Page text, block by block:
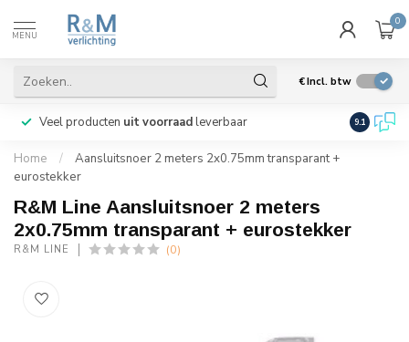
MENU
0
€Incl. btw
Veel producten uit voorraadleverbaar Wij
9.1
Home /
Aansluitsnoer 2 meters 2x0.75mm transparant +
eurostekker
R&M Line Aansluitsnoer 2 meters
2x0.75mm transparant + eurostekker
R&M LINE (0)